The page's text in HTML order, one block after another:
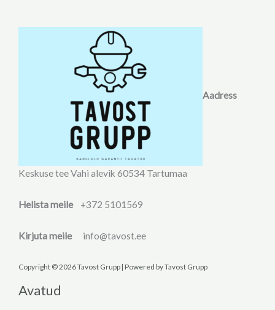
Aadress
Keskuse tee Vahi alevik 60534 Tartumaa
Helista meile +372 5101569
Kirjuta meile info@tavost.ee
Copyright © 2026 Tavost Grupp | Powered by Tavost Grupp
Avatud